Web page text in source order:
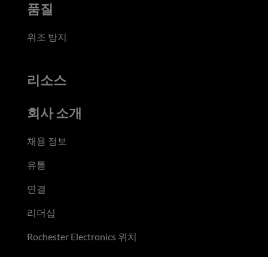
품질
위조 방지
리소스
회사 소개
채용 정보
유통
연결
리더십
Rochester Electronics 위치